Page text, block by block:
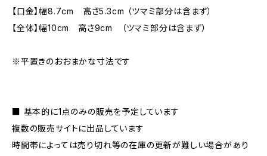
【口金】幅8.7cm 高さ5.3cm （ツマミ部分は含まず）
【全体】幅10cm 高さ9cm （ツマミ部分は含まず）
※平置きのおおまかな寸法です
■ 基本的に1点のみの販売を予定しています
複数の販売サイトに出品しています
時間帯によっては売り切れ等の在庫の更新が難しい場合があり